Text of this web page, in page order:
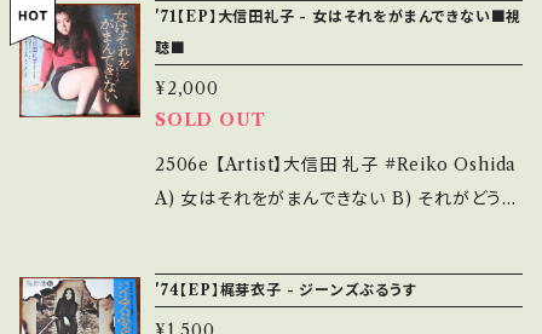
ご覧ください。 https://onbankutsu.thebase.i
n/items/14252144 お知らせ等は、About 画
麗・キズ等も無く、痛みも薄い B・多少痛み・キズ
など見られる C・痛み多・キズ多く痛み多 *その
他、+ - で補足しています。 *中古という事をご理
解して頂ける方のご購入をお願い致します。 Ple
ase purchase it if you understand that it
is second hand. *詳しくは ■■■状態・説明
お知らせ等は、About 画面にてご確認ください。
___
IPIkhvqhX4?si=ttlRxXFmql1ZpWJB 【Co
ndition】 Jacket/Record：B/B- (国内盤/Wジ
ャケ) *ジャケしわ、微キズ多 ___________
______________ 【About the state/状
態説明】 S・新品未開封など A・綺麗・キズ等も
無く、痛みも薄い B・多少痛み・キズなど見られ
る方のご購入をお願い致します。 Please purc
'71【EP】大信田礼子 - 女はそれをがまんできない■視
聴■
¥2,000
SOLD OUT
2506e 【Artist】大信田 礼子 #Reiko Oshida
A) 女はそれをがまんできない B) それがどうし
めだめ〜♪お色気歌謡。 *B)主演映画「ズべ公
'74【EP】梶芽衣子 - ジーンズぶるうす